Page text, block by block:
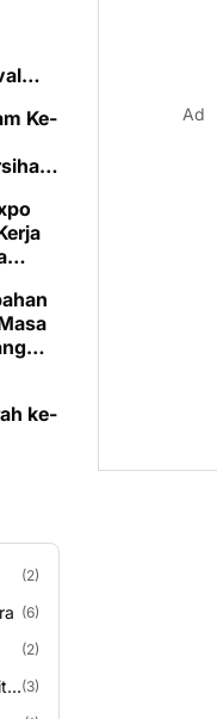
Ke-
ke-
(2)
(6)
(2)
(3)
Ad